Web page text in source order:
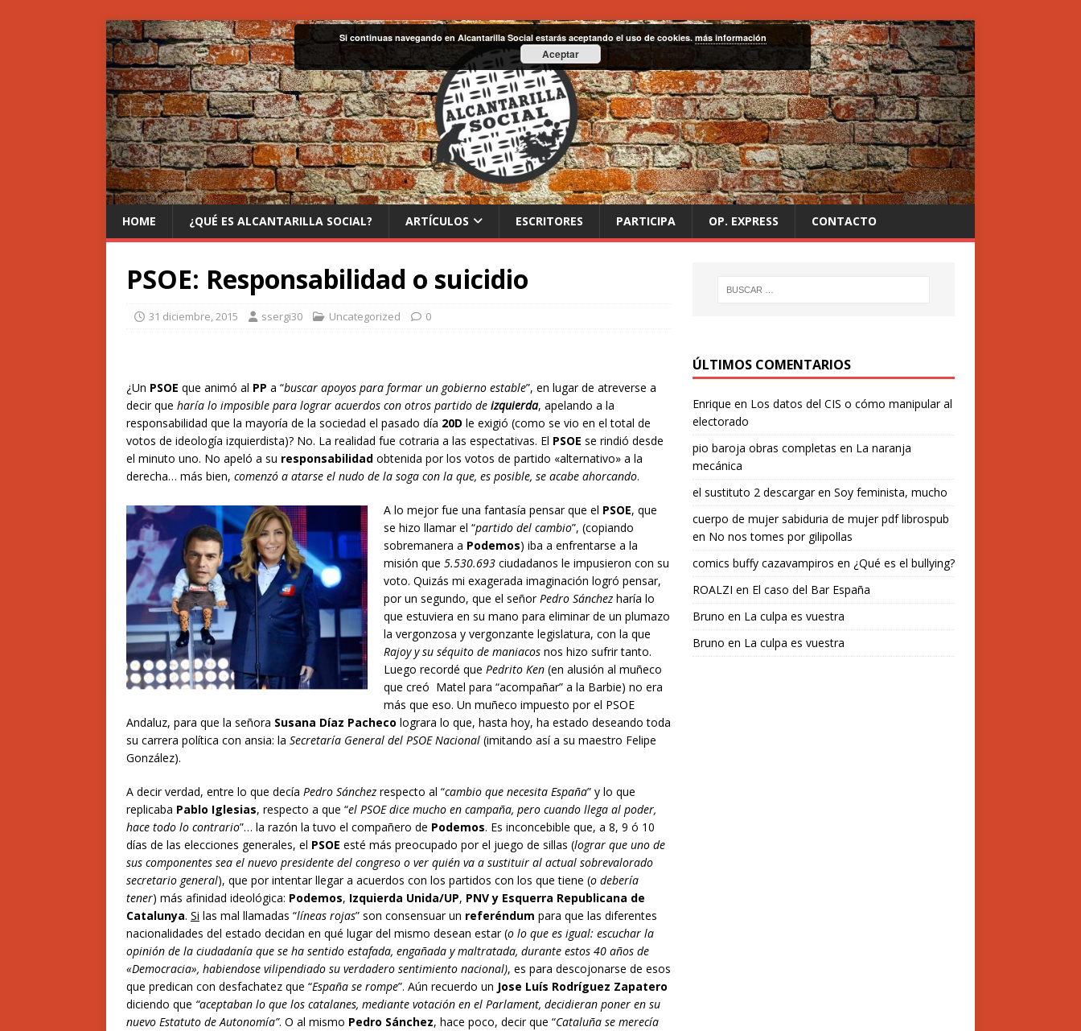
HOME ¿QUÉ ES ALCANTARILLA SOCIAL? ARTÍCULOS ESCRITORES PARTICIPA OP. EXPRESS CONTACTO
PSOE: Responsabilidad o suicidio
31 diciembre, 2015 ssergi30 Uncategorized 0
¿Un PSOE que animó al PP a “buscar apoyos para formar un gobierno estable”, en lugar de atreverse a
decir que haría lo imposible para lograr acuerdos con otros partido de izquierda, apelando a la
responsabilidad que la mayoría de la sociedad el pasado día 20D le exigió (como se vio en el total de
votos de ideología izquierdista)? No. La realidad fue cotraria a las espectativas. El PSOE se rindió desde
el minuto uno. No apeló a su responsabilidad obtenida por los votos de partido «alternativo» a la
derecha… más bien, comenzó a atarse el nudo de la soga con la que, es posible, se acabe ahorcando.
A lo mejor fue una fantasía pensar que el PSOE, que
se hizo llamar el “partido del cambio”, (copiando
sobremanera a Podemos) iba a enfrentarse a la
misión que 5.530.693 ciudadanos le impusieron con su
voto. Quizás mi exagerada imaginación logró pensar,
por un segundo, que el señorPedro Sánchez haría lo
que estuviera en su mano para eliminar de un plumazo
la vergonzosa y vergonzante legislatura, con la que
Rajoy y su séquito de maniacos nos hizo sufrir tanto.
Luego recordé que Pedrito Ken (en alusión al muñeco
que creó Matel para “acompañar” a la Barbie) no era
más que eso. Un muñeco impuesto por el PSOE
Andaluz, para que la señora Susana Díaz Pacheco lograra lo que, hasta hoy, ha estado deseando toda
su carrera política con ansia: la Secretaría General del PSOE Nacional (imitando así a su maestro Felipe
González).
A decir verdad, entre lo que decía Pedro Sánchez respecto al “cambio que necesita España” y lo que
replicaba Pablo Iglesias, respecto a que “el PSOE dice mucho en campaña, pero cuando llega al poder,
hace todo lo contrario”… la razón la tuvo el compañero de Podemos. Es inconcebible que, a 8, 9 ó 10
días de las elecciones generales, el PSOE esté más preocupado por el juego de sillas (lograr que uno de
sus componentes sea el nuevo presidente del congreso o ver quién va a sustituir al actual sobrevalorado
secretario general), que por intentar llegar a acuerdos con los partidos con los que tiene (o debería
tener) más afinidad ideológica: Podemos, Izquierda Unida/UP, PNV y Esquerra Republicana de
Catalunya. Si las mal llamadas “líneas rojas” son consensuar un referéndum para que las diferentes
nacionalidades del estado decidan en qué lugar del mismo desean estar (o lo que es igual: escuchar la
opinión de la ciudadanía que se ha sentido estafada, engañada y maltratada, durante estos 40 años de
«Democracia», habiendose vilipendiado su verdadero sentimiento nacional), es para descojonarse de esos
que predican con desfachatez que “España se rompe”. Aún recuerdo un Jose Luís Rodríguez Zapatero
diciendo que “aceptaban lo que los catalanes, mediante votación en el Parlament, decidieran poner en su
nuevo Estatuto de Autonomía”. O al mismo Pedro Sánchez, hace poco, decir que “Cataluña se merecía
ÚLTIMOS COMENTARIOS
Enrique en Los datos del CIS o cómo manipular al
electorado
pio baroja obras completas en La naranja
mecánica
el sustituto 2 descargaren Soy feminista, mucho
cuerpo de mujer sabiduria de mujer pdf librospub
en No nos tomes por gilipollas
comics buffy cazavampiros en ¿Qué es el bullying?
ROALZI en El caso del Bar España
Bruno en La culpa es vuestra
Bruno en La culpa es vuestra
Si continuas navegando en Alcantarilla Social estarás aceptando el uso de cookies. más información
Aceptar